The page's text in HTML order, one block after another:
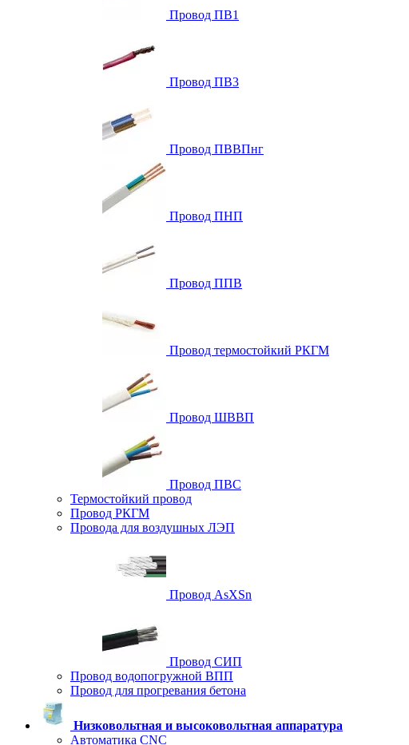
Провод ПВ1
Провод ПВ3
Провод ПВВПнг
Провод ПНП
Провод ППВ
Провод термостойкий РКГМ
Провод ШВВП
Провод ПВС
Термостойкий провод
Провод РКГМ
Провода для воздушных ЛЭП
Провод AsXSn
Провод СИП
Провод водопогружной ВПП
Провод для прогревания бетона
Низковольтная и высоковольтная аппаратура
Автоматика CNC